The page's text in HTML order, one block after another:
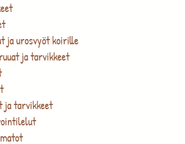
ja urosvyöt koirille
ja tarvikkeet
ja tarvikkeet